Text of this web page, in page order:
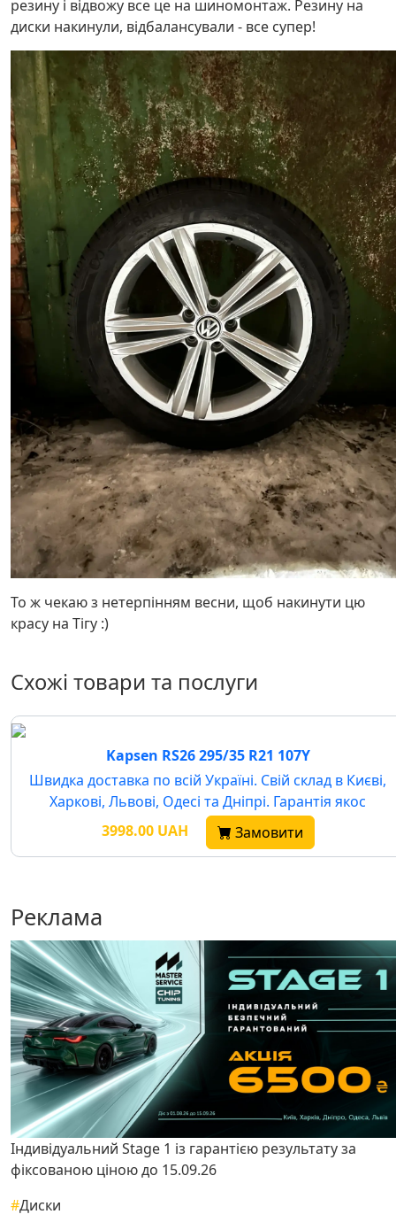
резину і відвожу все це на шиномонтаж. Резину на
диски накинули, відбалансували - все супер!
То ж чекаю з нетерпінням весни, щоб накинути цю
красу на Тігу :)
Схожі товари та послуги
Kapsen RS26 295/35 R21 107Y
Швидка доставка по всій Україні. Свій склад в Києві,
Харкові, Львові, Одесі та Дніпрі. Гарантія якос
3998.00 UAH
Замовити
Реклама
Індивідуальний Stage 1 із гарантією результату за
фіксованою ціною до 15.09.26
#Диски